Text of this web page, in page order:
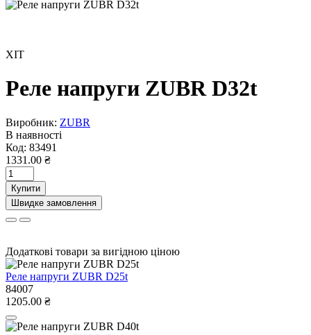
ХІТ
Реле напруги ZUBR D32t
Виробник: ZUBR
В наявності
Код: 83491
1331.00 ₴
Купити
Швидке замовлення
Додаткові товари за вигідною ціною
Реле напруги ZUBR D25t
84007
1205.00 ₴